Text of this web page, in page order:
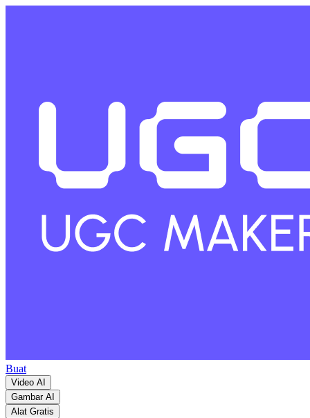
Buat
Video AI
Gambar AI
Alat Gratis